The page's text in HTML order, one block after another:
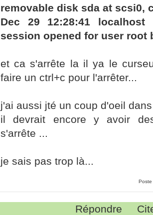
removable disk sda at scsi0,
Dec 29 12:28:41 localhost
session opened for user root
et ca s'arrête la il ya le
faire un ctrl+c pour l'arrêter...
j'ai aussi jté un coup d'oeil
il devrait encore y avoir
s'arrête ...
je sais pas trop là...
Poste
Répondre